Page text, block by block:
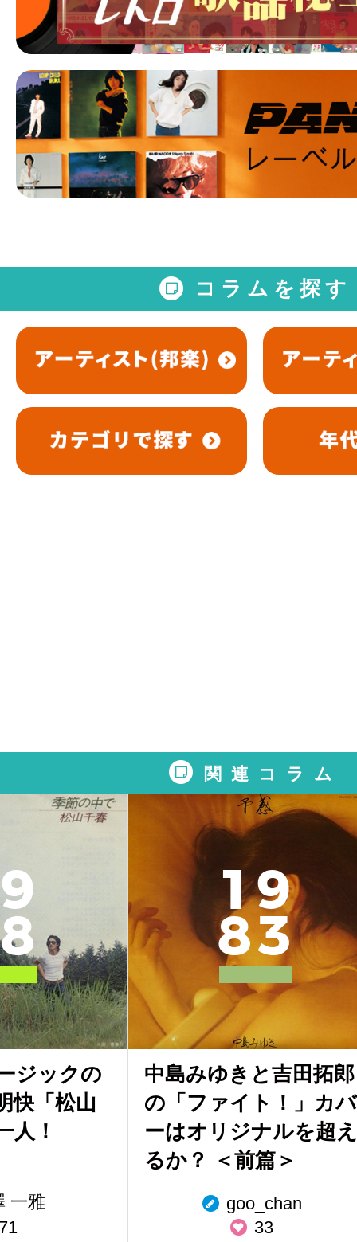
コラムを探す
関連コラム
9
8
ジックの
快「松山
人！
一雅
19
83
中島みゆきと吉田拓郎
の「ファイト！」カバ
ーはオリジナルを超え
るか？ ＜前篇＞
goo_chan
33